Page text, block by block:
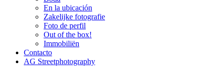
En la ubicación
Zakelijke fotografie
Foto de perfil
Out of the box!
Immobiliën
Contacto
AG Streetphotography